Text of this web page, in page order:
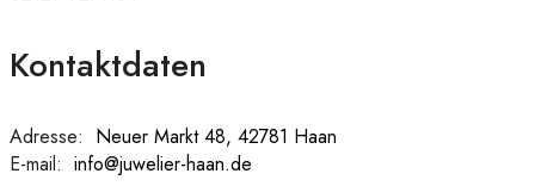
Kontaktdaten
Adresse: Neuer Markt 48, 42781 Haan
E-mail: info@juwelier-haan.de